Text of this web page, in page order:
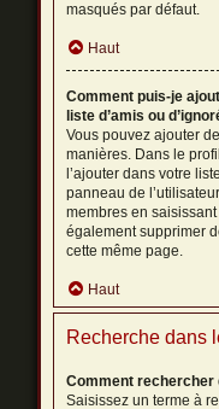
masqués par défaut.
Haut
Comment puis-je
liste d’amis ou
Vous pouvez ajouter
manières. Dans le
l’ajouter dans votre
panneau de
membres en
également supprimer
cette même page.
Haut
Recherche dans
Comment rechercher
Saisissez un terme à